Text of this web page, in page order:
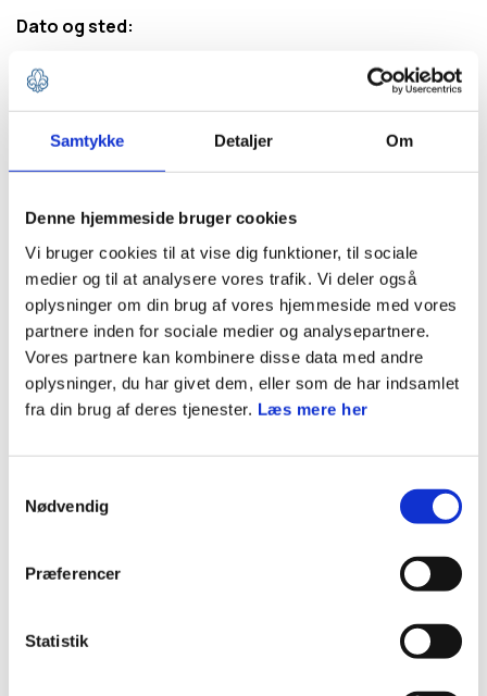
Samtykke Detaljer Om
Denne hjemmeside bruger cookies
Vi bruger cookies til at vise dig funktioner, til sociale
medier og til at analysere vores trafik. Vi deler også
oplysninger om din brug af vores hjemmeside med vores
partnere inden for sociale medier og analysepartnere.
Vores partnere kan kombinere disse data med andre
oplysninger, du har givet dem, eller som de har indsamlet
fra din brug af deres tjenester. Læs mere her
Nødvendig
Præferencer
Statistik
Dato og sted:
Højstrupvangen 1, 5200 Odense V
Praktiske oplysninger:
stedet kan afprøve det der undervises i. Vi arbejder i et
kursussystem der har samme data som driftssystemet,
men uden fare for at ødelægge noget.
Tidsramme:
9.00 - 16.00 med mulighed for at komme og gøre klar og
der skal minimum være 12 deltagere før vi kan